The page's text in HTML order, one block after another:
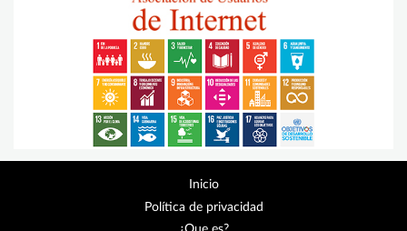
Inicio
Política de privacidad